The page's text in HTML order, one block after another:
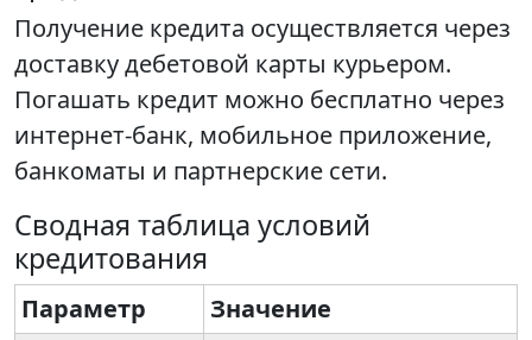
Получение кредита осуществляется через
доставку дебетовой карты курьером.
Погашать кредит можно бесплатно через
интернет-банк, мобильное приложение,
банкоматы и партнерские сети.
Сводная таблица условий
кредитования
Параметр
Значение